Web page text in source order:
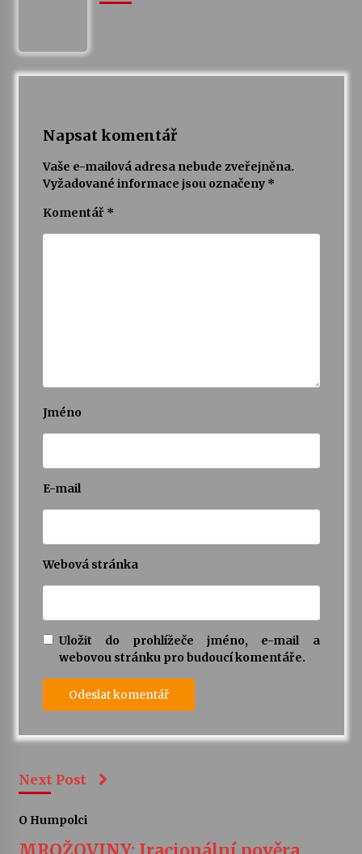
Napsat komentář
Vaše e-mailová adresa nebude zveřejněna.
Vyžadované informace jsou označeny *
Komentář *
Jméno
E-mail
Webová stránka
Uložit do prohlížeče jméno, e-mail a
webovou stránku pro budoucí komentáře.
Next Post
O Humpolci